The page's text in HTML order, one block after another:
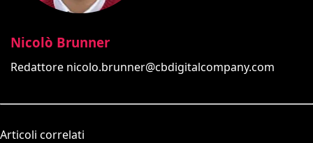
Nicolò Brunner
Redattore nicolo.brunner@cbdigitalcompany.com
Articoli correlati